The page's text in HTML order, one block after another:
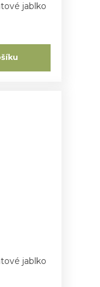
jablko
jablko